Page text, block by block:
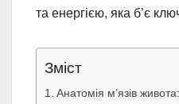
та енергією, яка б’є
Зміст
Анатомія м’язів